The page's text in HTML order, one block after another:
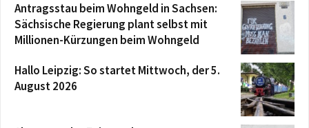
Antragsstau beim Wohngeld in Sachsen:
Sächsische Regierung plant selbst mit
Millionen-Kürzungen beim Wohngeld
Hallo Leipzig: So startet Mittwoch, der 5.
August 2026